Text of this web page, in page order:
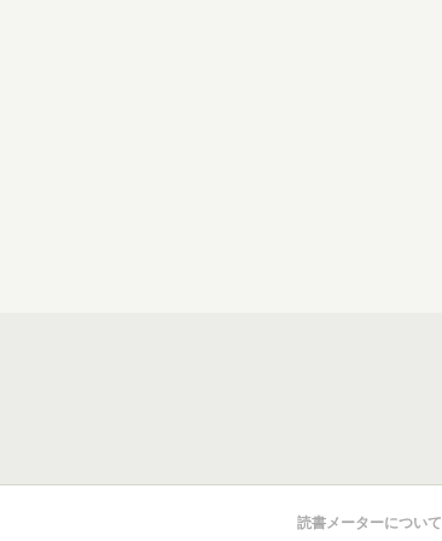
読書メーターについて